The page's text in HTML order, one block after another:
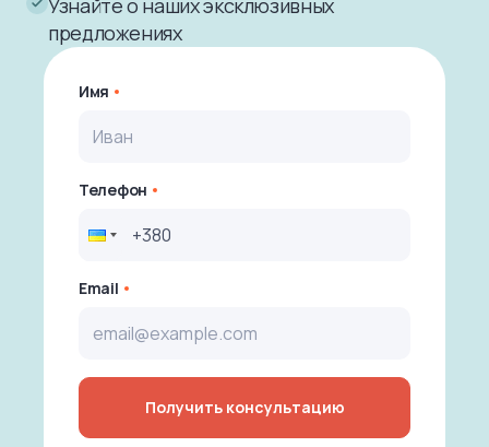
предложениях
Имя
Телефон
Email
Получить консультацию